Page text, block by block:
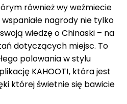
również wy weźmiecie
wspaniałe nagrody nie tylko
wiedzę o Chinaski – na
dotyczących miejsc. To
polowania w stylu
KAHOOT!, która jest
której świetnie się bawicie